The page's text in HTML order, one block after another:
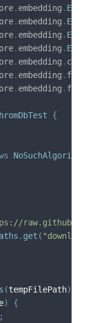
. embedding .
. embedding .
. embedding .
. embedding .
. embedding .
. embedding .
. embedding .
{
. get (
(tempFilePath)
)
{
;